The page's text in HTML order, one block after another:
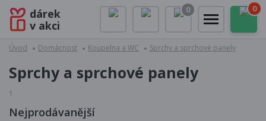
dárek
v akci
0 0
Úvod Domácnost Koupelna a WC Sprchy a sprchové panely
Sprchy a sprchové panely
1
Nejprodávanější